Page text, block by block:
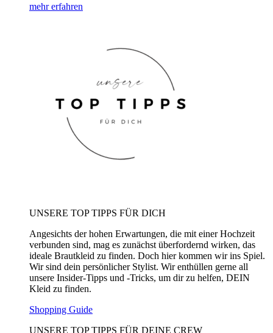
mehr erfahren
UNSERE TOP TIPPS FÜR DICH
Angesichts der hohen Erwartungen, die mit einer Hochzeit
verbunden sind, mag es zunächst überfordernd wirken, das
ideale Brautkleid zu finden. Doch hier kommen wir ins Spiel.
Wir sind dein persönlicher Stylist. Wir enthüllen gerne all
unsere Insider-Tipps und -Tricks, um dir zu helfen, DEIN
Kleid zu finden.
Shopping Guide
UNSERE TOP TIPPS FÜR DEINE CREW